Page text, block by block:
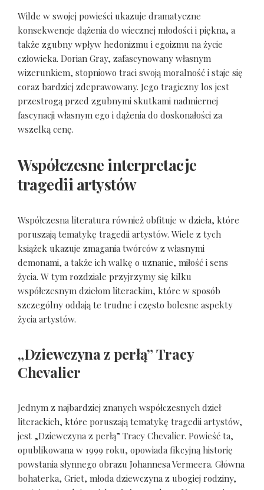
Wilde w swojej powieści ukazuje dramatyczne
konsekwencje dążenia do wiecznej młodości i piękna, a
także zgubny wpływ hedonizmu i egoizmu na życie
człowieka. Dorian Gray, zafascynowany własnym
wizerunkiem, stopniowo traci swoją moralność i staje się
coraz bardziej zdeprawowany. Jego tragiczny los jest
przestrogą przed zgubnymi skutkami nadmiernej
fascynacji własnym ego i dążenia do doskonałości za
wszelką cenę.
Współczesne interpretacje
tragedii artystów
Współczesna literatura również obfituje w dzieła, które
poruszają tematykę tragedii artystów. Wiele z tych
książek ukazuje zmagania twórców z własnymi
demonami, a także ich walkę o uznanie, miłość i sens
życia. W tym rozdziale przyjrzymy się kilku
współczesnym dziełom literackim, które w sposób
szczególny oddają te trudne i często bolesne aspekty
życia artystów.
„Dziewczyna z perłą” Tracy
Chevalier
Jednym z najbardziej znanych współczesnych dzieł
literackich, które poruszają tematykę tragedii artystów,
jest „Dziewczyna z perłą” Tracy Chevalier. Powieść ta,
opublikowana w 1999 roku, opowiada fikcyjną historię
powstania słynnego obrazu Johannesa Vermeera. Główna
bohaterka, Griet, młoda dziewczyna z ubogiej rodziny,